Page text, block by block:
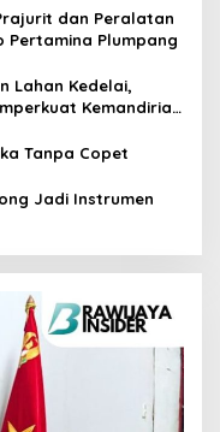
dan Peralatan
Pertamina Plumpang
Lahan Kedelai,
Kemandirian
Tanpa Copet
Jadi Instrumen